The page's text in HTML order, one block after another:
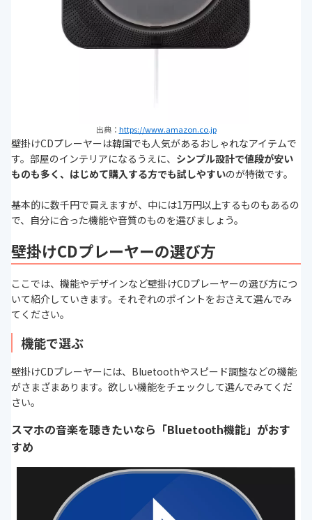
出典： https://www.amazon.co.jp
壁掛けCDプレーヤーは韓国でも人気があるおしゃれなアイテムで
す。部屋のインテリアになるうえに、 シンプル設計で値段が安い
ものも多く、はじめて購入する方でも試しやすいのが特徴です。
基本的に数千円で買えますが、中には1万円以上するものもあるの
で、自分に合った機能や音質のものを選びましょう。
壁掛けCDプレーヤーの選び方
ここでは、機能やデザインなど壁掛けCDプレーヤーの選び方につ
いて紹介していきます。それぞれのポイントをおさえて選んでみ
てください。
機能で選ぶ
壁掛けCDプレーヤーには、Bluetoothやスピード調整などの機能
がさまざまあります。欲しい機能をチェックして選んでみてくだ
さい。
スマホの音楽を聴きたいなら「Bluetooth機能」がおす
すめ